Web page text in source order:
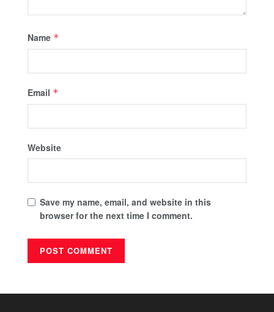
Name *
Email *
Website
Save my name, email, and website in this
browser for the next time I comment.